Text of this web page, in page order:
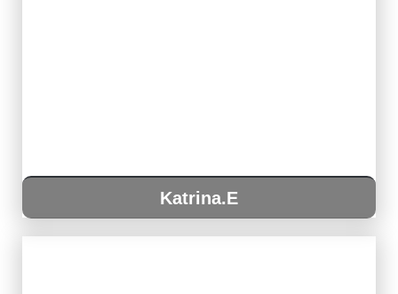
Katrina.E